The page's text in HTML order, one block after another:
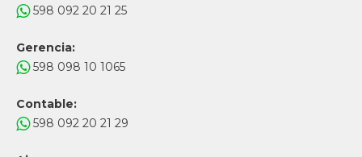
598 092 20 21 25
Gerencia:
598 098 10 1065
Contable:
598 092 20 21 29